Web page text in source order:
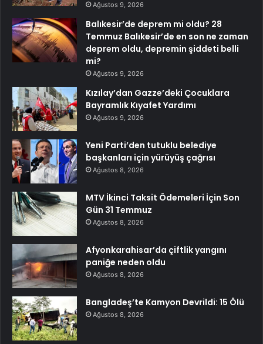
Ağustos 9, 2026
Balıkesir’de deprem mi oldu? 28
Temmuz Balıkesir’de en son ne zaman
deprem oldu, depremin şiddeti belli
mi?
Ağustos 9, 2026
Kızılay’dan Gazze’deki Çocuklara
Bayramlık Kıyafet Yardımı
Ağustos 9, 2026
Yeni Parti’den tutuklu belediye
başkanları için yürüyüş çağrısı
Ağustos 8, 2026
MTV İkinci Taksit Ödemeleri İçin Son
Gün 31 Temmuz
Ağustos 8, 2026
Afyonkarahisar’da çiftlik yangını
paniğe neden oldu
Ağustos 8, 2026
Bangladeş’te Kamyon Devrildi: 15 Ölü
Ağustos 8, 2026